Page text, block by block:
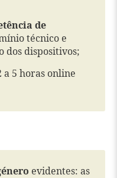
de
técnico e
dos dispositivos;
5 horas online
evidentes: as